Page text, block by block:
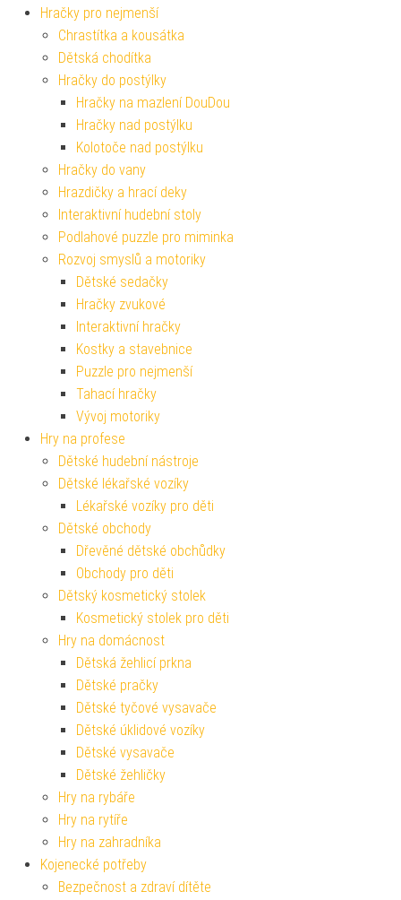
Hračky pro nejmenší
Chrastítka a kousátka
Dětská chodítka
Hračky do postýlky
Hračky na mazlení DouDou
Hračky nad postýlku
Kolotoče nad postýlku
Hračky do vany
Hrazdičky a hrací deky
Interaktivní hudební stoly
Podlahové puzzle pro miminka
Rozvoj smyslů a motoriky
Dětské sedačky
Hračky zvukové
Interaktivní hračky
Kostky a stavebnice
Puzzle pro nejmenší
Tahací hračky
Vývoj motoriky
Hry na profese
Dětské hudební nástroje
Dětské lékařské vozíky
Lékařské vozíky pro děti
Dětské obchody
Dřevěné dětské obchůdky
Obchody pro děti
Dětský kosmetický stolek
Kosmetický stolek pro děti
Hry na domácnost
Dětská žehlicí prkna
Dětské pračky
Dětské tyčové vysavače
Dětské úklidové vozíky
Dětské vysavače
Dětské žehličky
Hry na rybáře
Hry na rytíře
Hry na zahradníka
Kojenecké potřeby
Bezpečnost a zdraví dítěte